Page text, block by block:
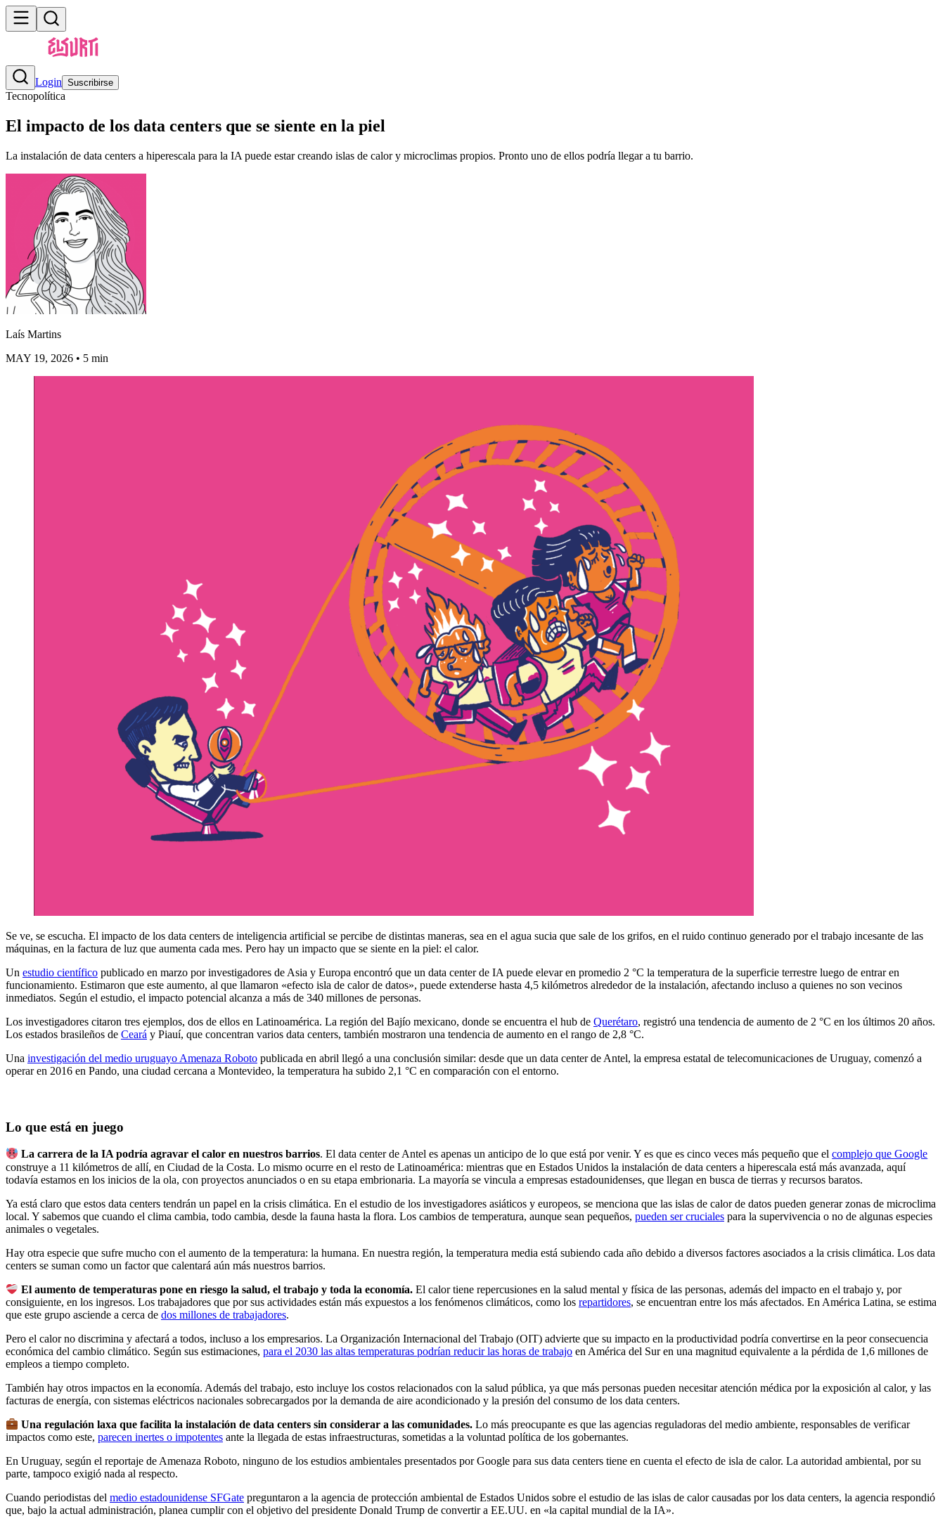
Login Suscribirse
Tecnopolítica
El impacto de los data centers que se siente en la piel
La instalación de data centers a hiperescala para la IA puede estar creando islas de calor y microclimas propios. Pronto uno de ellos podría llegar a tu barrio.
Laís Martins
MAY 19, 2026 • 5 min
Se ve, se escucha. El impacto de los data centers de inteligencia artificial se percibe de distintas maneras, sea en el agua sucia que sale de los grifos, en el ruido continuo generado por el trabajo incesante de las
máquinas, en la factura de luz que aumenta cada mes. Pero hay un impacto que se siente en la piel: el calor.
Un estudio científico publicado en marzo por investigadores de Asia y Europa encontró que un data center de IA puede elevar en promedio 2 °C la temperatura de la superficie terrestre luego de entrar en
funcionamiento. Estimaron que este aumento, al que llamaron «efecto isla de calor de datos», puede extenderse hasta 4,5 kilómetros alrededor de la instalación, afectando incluso a quienes no son vecinos
inmediatos. Según el estudio, el impacto potencial alcanza a más de 340 millones de personas.
Los investigadores citaron tres ejemplos, dos de ellos en Latinoamérica. La región del Bajío mexicano, donde se encuentra el hub de Querétaro, registró una tendencia de aumento de 2 °C en los últimos 20 años.
Los estados brasileños de Ceará y Piauí, que concentran varios data centers, también mostraron una tendencia de aumento en el rango de 2,8 °C.
Una investigación del medio uruguayo Amenaza Roboto publicada en abril llegó a una conclusión similar: desde que un data center de Antel, la empresa estatal de telecomunicaciones de Uruguay, comenzó a
operar en 2016 en Pando, una ciudad cercana a Montevideo, la temperatura ha subido 2,1 °C en comparación con el entorno.
Lo que está en juego
La carrera de la IA podría agravar el calor en nuestros barrios. El data center de Antel es apenas un anticipo de lo que está por venir. Y es que es cinco veces más pequeño que elcomplejo que Google
construye a 11 kilómetros de allí, en Ciudad de la Costa. Lo mismo ocurre en el resto de Latinoamérica: mientras que en Estados Unidos la instalación de data centers a hiperescala está más avanzada, aquí
todavía estamos en los inicios de la ola, con proyectos anunciados o en su etapa embrionaria. La mayoría se vincula a empresas estadounidenses, que llegan en busca de tierras y recursos baratos.
Ya está claro que estos data centers tendrán un papel en la crisis climática. En el estudio de los investigadores asiáticos y europeos, se menciona que las islas de calor de datos pueden generar zonas de microclima
local. Y sabemos que cuando el clima cambia, todo cambia, desde la fauna hasta la flora. Los cambios de temperatura, aunque sean pequeños, pueden ser cruciales para la supervivencia o no de algunas especies
animales o vegetales.
Hay otra especie que sufre mucho con el aumento de la temperatura: la humana. En nuestra región, la temperatura media está subiendo cada año debido a diversos factores asociados a la crisis climática. Los data
centers se suman como un factor que calentará aún más nuestros barrios.
El aumento de temperaturas pone en riesgo la salud, el trabajo y toda la economía. El calor tiene repercusiones en la salud mental y física de las personas, además del impacto en el trabajo y, por
consiguiente, en los ingresos. Los trabajadores que por sus actividades están más expuestos a los fenómenos climáticos, como los repartidores, se encuentran entre los más afectados. En América Latina, se estima
que este grupo asciende a cerca de dos millones de trabajadores.
Pero el calor no discrimina y afectará a todos, incluso a los empresarios. La Organización Internacional del Trabajo (OIT) advierte que su impacto en la productividad podría convertirse en la peor consecuencia
económica del cambio climático. Según sus estimaciones, para el 2030 las altas temperaturas podrían reducir las horas de trabajo en América del Sur en una magnitud equivalente a la pérdida de 1,6 millones de
empleos a tiempo completo.
También hay otros impactos en la economía. Además del trabajo, esto incluye los costos relacionados con la salud pública, ya que más personas pueden necesitar atención médica por la exposición al calor, y las
facturas de energía, con sistemas eléctricos nacionales sobrecargados por la demanda de aire acondicionado y la presión del consumo de los data centers.
Una regulación laxa que facilita la instalación de data centers sin considerar a las comunidades. Lo más preocupante es que las agencias reguladoras del medio ambiente, responsables de verificar
impactos como este, parecen inertes o impotentes ante la llegada de estas infraestructuras, sometidas a la voluntad política de los gobernantes.
En Uruguay, según el reportaje de Amenaza Roboto, ninguno de los estudios ambientales presentados por Google para sus data centers tiene en cuenta el efecto de isla de calor. La autoridad ambiental, por su
parte, tampoco exigió nada al respecto.
Cuando periodistas del medio estadounidense SFGate preguntaron a la agencia de protección ambiental de Estados Unidos sobre el estudio de las islas de calor causadas por los data centers, la agencia respondió
que, bajo la actual administración, planea cumplir con el objetivo del presidente Donald Trump de convertir a EE.UU. en «la capital mundial de la IA».